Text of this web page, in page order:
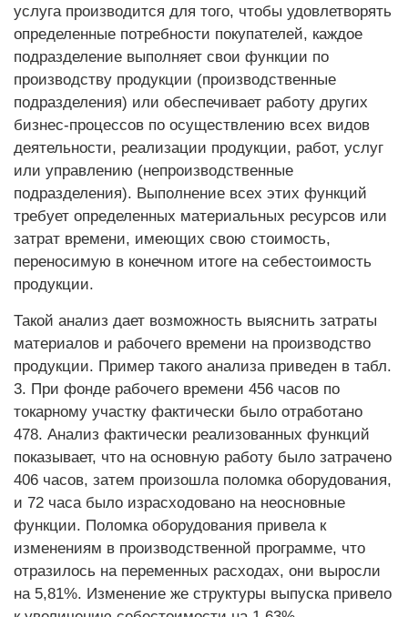
услуга производится для того, чтобы удовлетворять
определенные потребности покупателей, каждое
подразделение выполняет свои функции по
производству продукции (производственные
подразделения) или обеспечивает работу других
бизнес-процессов по осуществлению всех видов
деятельности, реализации продукции, работ, услуг
или управлению (непроизводственные
подразделения). Выполнение всех этих функций
требует определенных материальных ресурсов или
затрат времени, имеющих свою стоимость,
переносимую в конечном итоге на себестоимость
продукции.
Такой анализ дает возможность выяснить затраты
материалов и рабочего времени на производство
продукции. Пример такого анализа приведен в табл.
3. При фонде рабочего времени 456 часов по
токарному участку фактически было отработано
478. Анализ фактически реализованных функций
показывает, что на основную работу было затрачено
406 часов, затем произошла поломка оборудования,
и 72 часа было израсходовано на неосновные
функции. Поломка оборудования привела к
изменениям в производственной программе, что
отразилось на переменных расходах, они выросли
на 5,81%. Изменение же структуры выпуска привело